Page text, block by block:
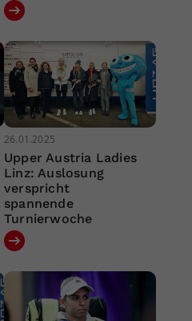
26.01.2025
Upper Austria Ladies
Linz: Auslosung
verspricht
spannende
Turnierwoche